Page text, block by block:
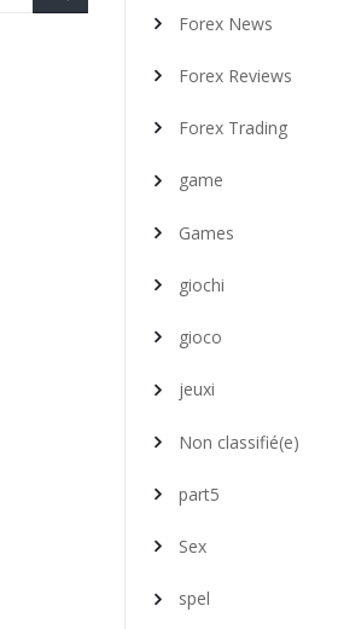
Forex News
Forex Reviews
Forex Trading
game
Games
giochi
gioco
jeuxi
Non classifié(e)
part5
Sex
spel